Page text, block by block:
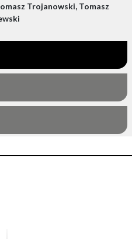
Trojanowski, Tomasz